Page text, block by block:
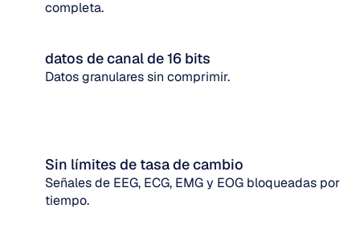
completa.
datos de canal de 16 bits
Datos granulares sin comprimir.
Sin límites de tasa de cambio
Señales de EEG, ECG, EMG y EOG bloqueadas por
tiempo.